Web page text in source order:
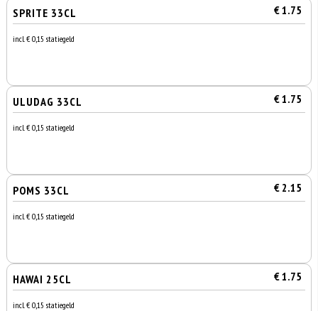
SPRITE 33CL € 1.75
incl. € 0,15 statiegeld
ULUDAG 33CL € 1.75
incl. € 0,15 statiegeld
POMS 33CL € 2.15
incl. € 0,15 statiegeld
HAWAI 25CL € 1.75
incl. € 0,15 statiegeld